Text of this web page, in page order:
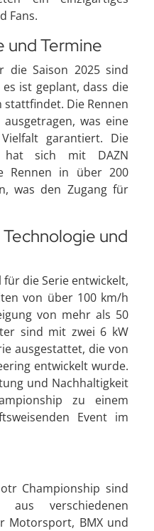
Fans.
und Termine
die Saison 2025 sind
ist geplant, dass die
Die Rennen
was eine
garantiert. Die
hat sich mit DAZN
Rennen in über 200
was den Zugang für
und
für die Serie entwickelt,
von über 100 km/h
von mehr als 50
sind mit zwei 6 kW
ausgestattet, die von
entwickelt wurde.
und Nachhaltigkeit
zu einem
Event im
Championship sind
aus verschiedenen
Motorsport, BMX und